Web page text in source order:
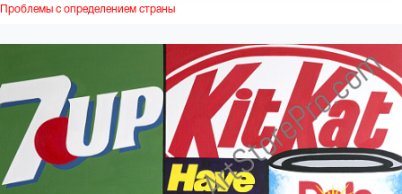
Проблемы с определением страны